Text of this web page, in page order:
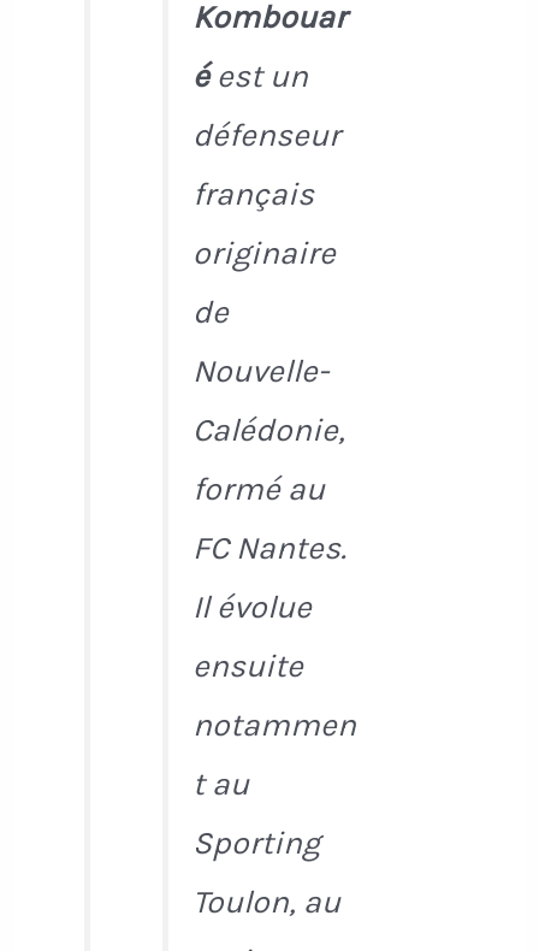
Kombouar
éest un
défenseur
français
originaire
de
Nouvelle-
Calédonie,
formé au
FC Nantes.
Il évolue
ensuite
notammen
t au
Sporting
Toulon, au